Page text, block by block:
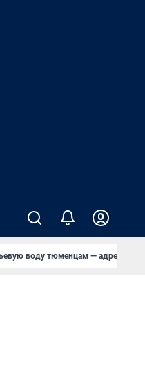
воду тюменцам — адреса